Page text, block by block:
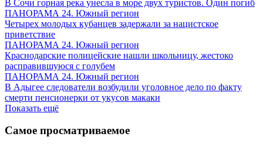
В Сочи горная река унесла в море двух туристов. Один погиб
ПАНОРАМА 24. Южный регион
Четырех молодых кубанцев задержали за нацистское
приветствие
ПАНОРАМА 24. Южный регион
Краснодарские полицейские нашли школьницу, жестоко
расправившуюся с голубем
ПАНОРАМА 24. Южный регион
В Адыгее следователи возбудили уголовное дело по факту
смерти пенсионерки от укусов макаки
Показать ещё
Самое просматриваемое